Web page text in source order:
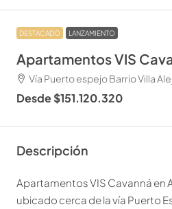
DESTACADO LANZAMIENTO
Apartamentos VIS
Vía Puerto espejo Barrio Villa
Desde$151.120.320
Descripción
Apartamentos VIS Cavanná en
ubicado cerca de la vía Puerto